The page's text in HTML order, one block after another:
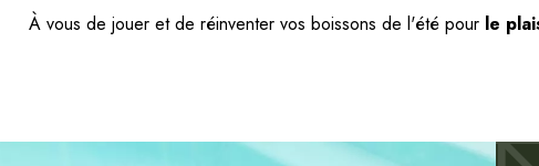
À vous de jouer et de réinventer vos boissons de l'été pour le